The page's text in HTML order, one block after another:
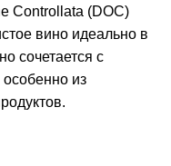
Controllata (DOC)
вино идеально в
сочетается с
из